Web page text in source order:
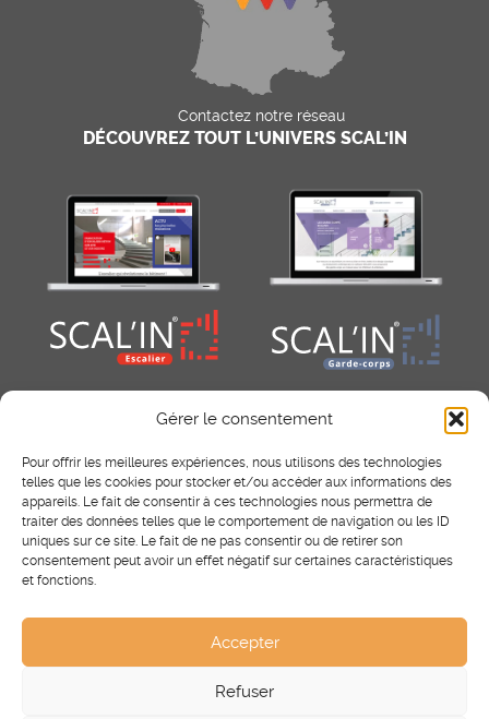
Gérer le consentement
Pour offrir les meilleures expériences, nous utilisons des technologies
telles que les cookies pour stocker et/ou accéder aux informations des
appareils. Le fait de consentir à ces technologies nous permettra de
traiter des données telles que le comportement de navigation ou les ID
uniques sur ce site. Le fait de ne pas consentir ou de retirer son
consentement peut avoir un effet négatif sur certaines caractéristiques
et fonctions.
Accepter
Refuser
Contactez notre réseau
DÉCOUVREZ TOUT L’UNIVERS SCAL’IN
Facebook
Instagram
Pinterest